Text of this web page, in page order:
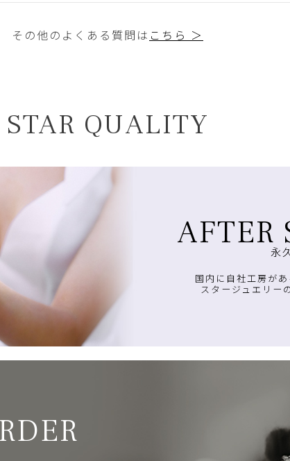
その他のよくある質問は こちら ＞
STAR QUALITY
AFTER永
国内に自社工房が
スタージュエリー